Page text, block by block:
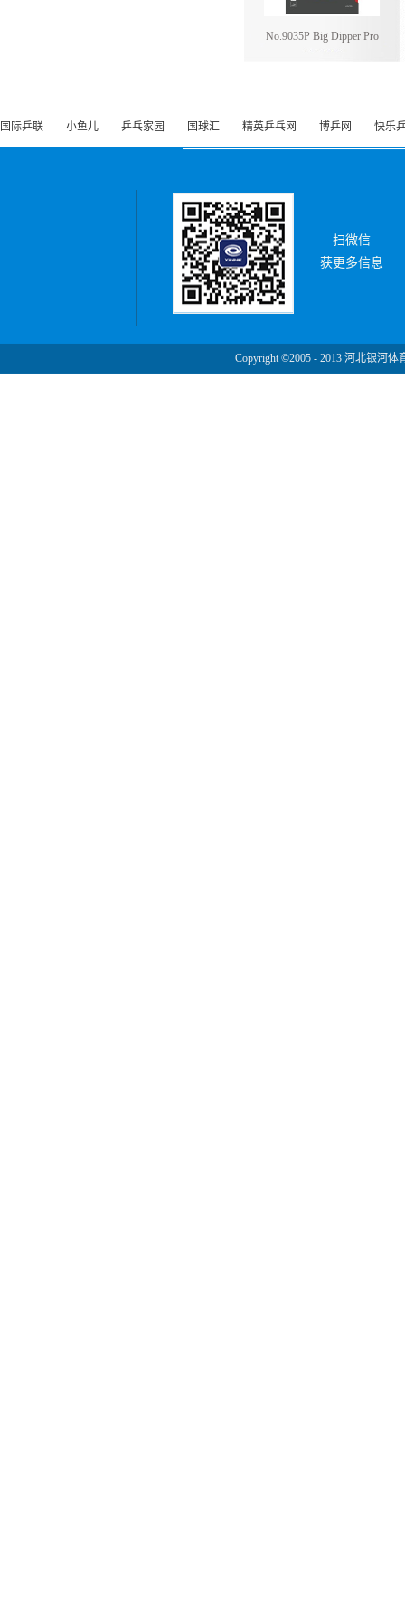
No.9035P Big Dipper Pro
国际乒联 小鱼儿 乒乓家园 国球汇 精英乒乓网 博乒网 快乐
扫微信
获更多信息
Copyright ©2005 - 2013 河北银河体